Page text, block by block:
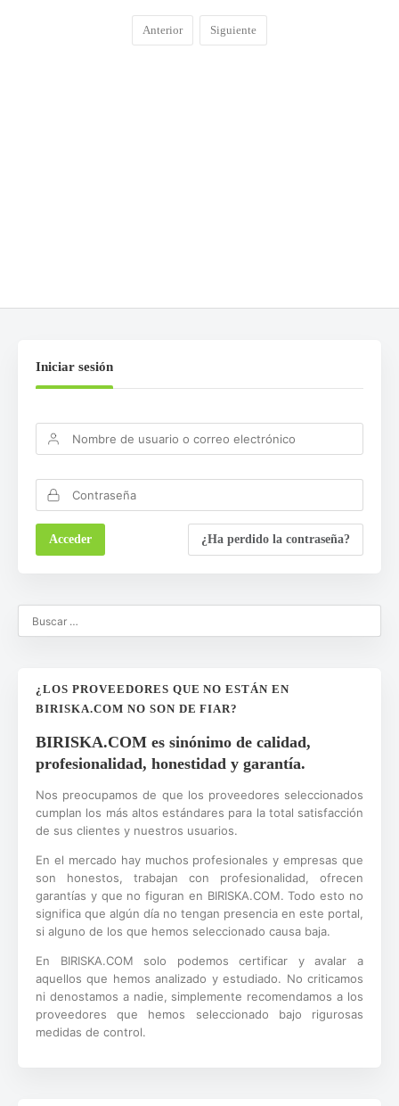
Anterior Siguiente
Iniciar sesión
¿Ha perdido la contraseña?
¿LOS PROVEEDORES QUE NO ESTÁN EN
BIRISKA.COM NO SON DE FIAR?
BIRISKA.COM es sinónimo de calidad,
profesionalidad, honestidad y garantía.
Nos preocupamos de que los proveedores seleccionados
cumplan los más altos estándares para la total satisfacción
de sus clientes y nuestros usuarios.
En el mercado hay muchos profesionales y empresas que
son honestos, trabajan con profesionalidad, ofrecen
garantías y que no figuran en BIRISKA.COM. Todo esto no
significa que algún día no tengan presencia en este portal,
si alguno de los que hemos seleccionado causa baja.
En BIRISKA.COM solo podemos certificar y avalar a
aquellos que hemos analizado y estudiado. No criticamos
ni denostamos a nadie, simplemente recomendamos a los
proveedores que hemos seleccionado bajo rigurosas
medidas de control.